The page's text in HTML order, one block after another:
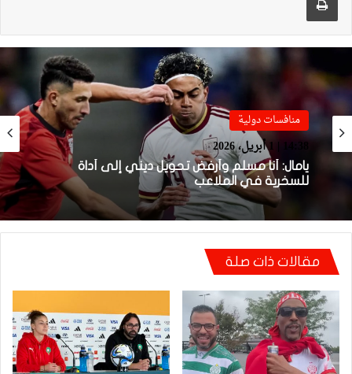
منافسات دولية
14:38 | 1 أبريل، 2026
يامال: أنا مسلم وأرفض تحويل ديني إلى أداة
للسخرية في الملاعب
Sportime TV
14:04 | 1 أبريل، 2026
ملعب تورينو وإحداث فوضى عارمة داخله
مقالات ذات صلة